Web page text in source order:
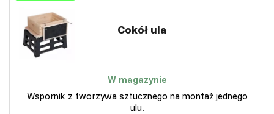
Cokół ula
W magazynie
Wspornik z tworzywa sztucznego na montaż jednego
ulu.